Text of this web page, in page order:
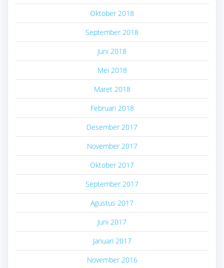
Oktober 2018
September 2018
Juni 2018
Mei 2018
Maret 2018
Februari 2018
Desember 2017
November 2017
Oktober 2017
September 2017
Agustus 2017
Juni 2017
Januari 2017
November 2016